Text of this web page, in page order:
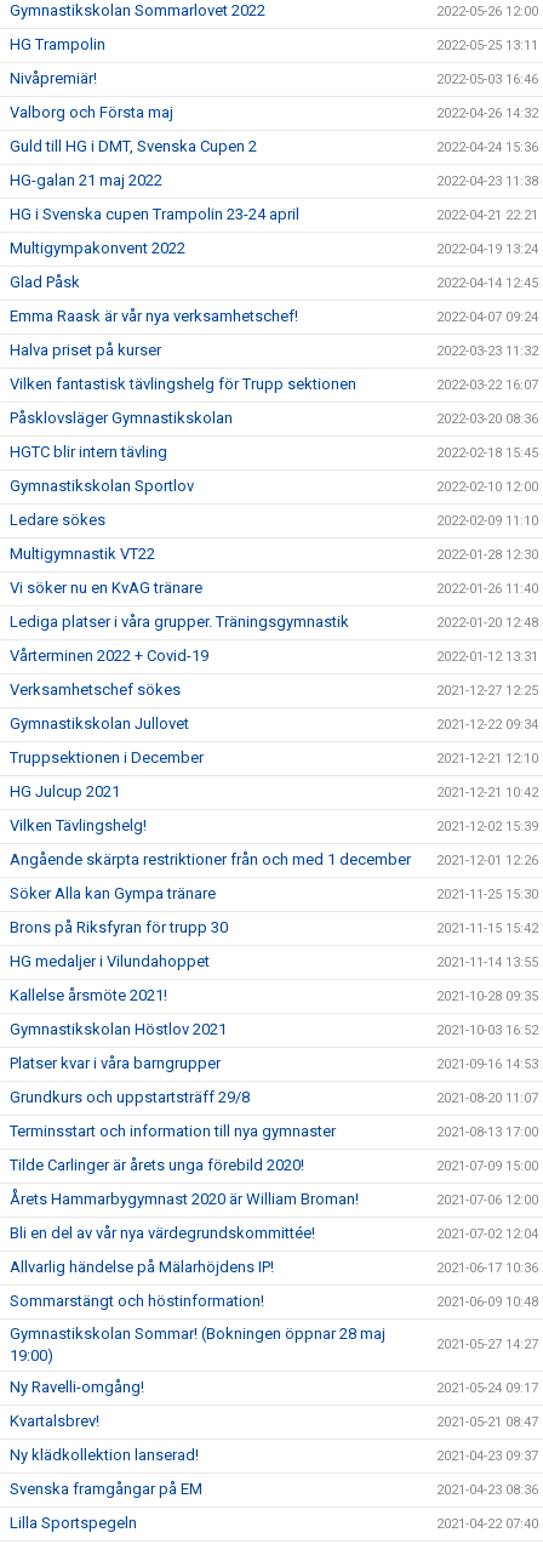
Gymnastikskolan Sommarlovet 2022 2022-05-26 12:00
HG Trampolin 2022-05-25 13:11
Nivåpremiär! 2022-05-03 16:46
Valborg och Första maj 2022-04-26 14:32
Guld till HG i DMT, Svenska Cupen 2 2022-04-24 15:36
HG-galan 21 maj 2022 2022-04-23 11:38
HG i Svenska cupen Trampolin 23-24 april 2022-04-21 22:21
Multigympakonvent 2022 2022-04-19 13:24
Glad Påsk 2022-04-14 12:45
Emma Raask är vår nya verksamhetschef! 2022-04-07 09:24
Halva priset på kurser 2022-03-23 11:32
Vilken fantastisk tävlingshelg för Trupp sektionen 2022-03-22 16:07
Påsklovsläger Gymnastikskolan 2022-03-20 08:36
HGTC blir intern tävling 2022-02-18 15:45
Gymnastikskolan Sportlov 2022-02-10 12:00
Ledare sökes 2022-02-09 11:10
Multigymnastik VT22 2022-01-28 12:30
Vi söker nu en KvAG tränare 2022-01-26 11:40
Lediga platser i våra grupper. Träningsgymnastik 2022-01-20 12:48
Vårterminen 2022 + Covid-19 2022-01-12 13:31
Verksamhetschef sökes 2021-12-27 12:25
Gymnastikskolan Jullovet 2021-12-22 09:34
Truppsektionen i December 2021-12-21 12:10
HG Julcup 2021 2021-12-21 10:42
Vilken Tävlingshelg! 2021-12-02 15:39
Angående skärpta restriktioner från och med 1 december 2021-12-01 12:26
Söker Alla kan Gympa tränare 2021-11-25 15:30
Brons på Riksfyran för trupp 30 2021-11-15 15:42
HG medaljer i Vilundahoppet 2021-11-14 13:55
Kallelse årsmöte 2021! 2021-10-28 09:35
Gymnastikskolan Höstlov 2021 2021-10-03 16:52
Platser kvar i våra barngrupper 2021-09-16 14:53
Grundkurs och uppstartsträff 29/8 2021-08-20 11:07
Terminsstart och information till nya gymnaster 2021-08-13 17:00
Tilde Carlinger är årets unga förebild 2020! 2021-07-09 15:00
Årets Hammarbygymnast 2020 är William Broman! 2021-07-06 12:00
Bli en del av vår nya värdegrundskommittée! 2021-07-02 12:04
Allvarlig händelse på Mälarhöjdens IP! 2021-06-17 10:36
Sommarstängt och höstinformation! 2021-06-09 10:48
Gymnastikskolan Sommar! (Bokningen öppnar 28 maj
19:00)
2021-05-27 14:27
Ny Ravelli-omgång! 2021-05-24 09:17
Kvartalsbrev! 2021-05-21 08:47
Ny klädkollektion lanserad! 2021-04-23 09:37
Svenska framgångar på EM 2021-04-23 08:36
Lilla Sportspegeln 2021-04-22 07:40